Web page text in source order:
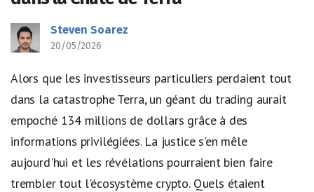
Steven Soarez
20/05/2026
Alors que les investisseurs particuliers perdaient tout
dans la catastrophe Terra, un géant du trading aurait
empoché 134 millions de dollars grâce à des
informations privilégiées. La justice s'en mêle
aujourd'hui et les révélations pourraient bien faire
trembler tout l'écosystème crypto. Quels étaient